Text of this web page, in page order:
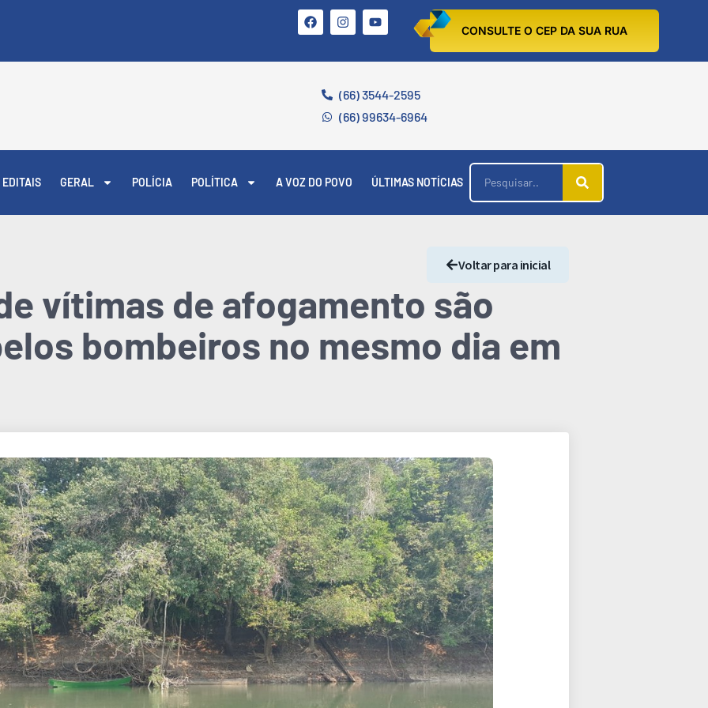
CONSULTE O CEP DA SUA RUA
(66) 3544-2595
(66) 99634-6964
EDITAIS GERAL POLÍCIA POLÍTICA A VOZ DO POVO ÚLTIMAS NOTÍCIAS
Voltar para inicial
vítimas de afogamento são
bombeiros no mesmo dia em